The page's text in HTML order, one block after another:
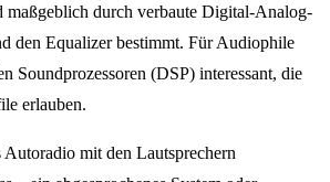
durch verbaute Digital-Analog-
den Equalizer bestimmt. Für Audiophile
Soundprozessoren (DSP) interessant, die
erlauben.
Autoradio mit den Lautsprechern